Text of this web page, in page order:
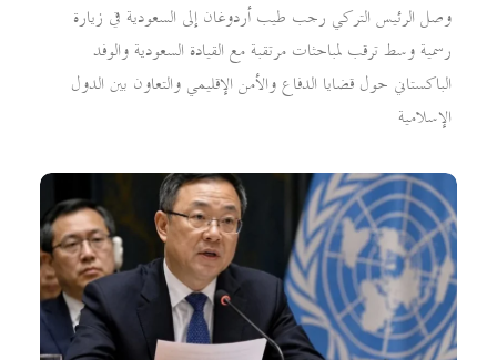
وصل الرئيس التركي رجب طيب أردوغان إلى السعودية في زيارة
رسمية وسط ترقب لمباحثات مرتقبة مع القيادة السعودية والوفد
الباكستاني حول قضايا الدفاع والأمن الإقليمي والتعاون بين الدول
الإسلامية